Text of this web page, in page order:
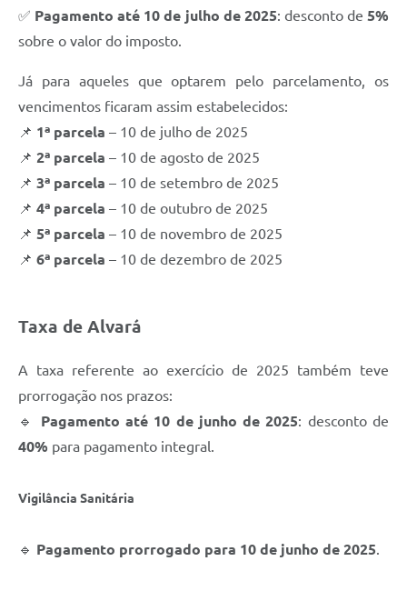
Galeria de Fotos
Iluminação Pública
Arquivos para Download
Carta de Serviços
Projetos
Legislação
Agenda
Notícias
Contato
✅ Pagamento até 10 de julho de 2025: desconto de5%
sobre o valor do imposto.
Já para aqueles que optarem pelo parcelamento, os
vencimentos ficaram assim estabelecidos:
📌 1ª parcela – 10 de julho de 2025
📌 2ª parcela – 10 de agosto de 2025
📌 3ª parcela – 10 de setembro de 2025
📌 4ª parcela – 10 de outubro de 2025
📌 5ª parcela – 10 de novembro de 2025
📌 6ª parcela – 10 de dezembro de 2025
Taxa de Alvará
A taxa referente ao exercício de 2025 também teve
prorrogação nos prazos:
🔹 Pagamento até 10 de junho de 2025: desconto de
40% para pagamento integral.
Vigilância Sanitária
🔹 Pagamento prorrogado para 10 de junho de 2025